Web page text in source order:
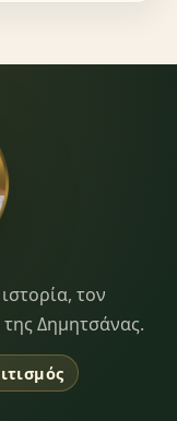
τον
Δημητσάνας.